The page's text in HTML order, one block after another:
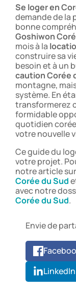
Se loger en
demande de la
bonne
Goshiwon
mois à la
construire sa
besoin et à un
caution Corée
montagne,
système. En
transformerez
formidable
quotidien
votre nouvelle
Ce guide du
votre projet.
notre article
Corée du Sud
avec notre
Corée du Sud.
Envie de
LinkedIn